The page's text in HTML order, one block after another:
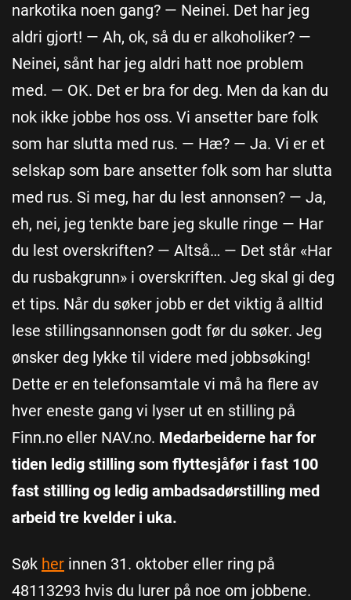
narkotika noen gang? — Neinei. Det har jeg
aldri gjort! — Ah, ok, så du er alkoholiker? —
Neinei, sånt har jeg aldri hatt noe problem
med. — OK. Det er bra for deg. Men da kan du
nok ikke jobbe hos oss. Vi ansetter bare folk
som har slutta med rus. — Hæ? — Ja. Vi er et
selskap som bare ansetter folk som har slutta
med rus. Si meg, har du lest annonsen? — Ja,
eh, nei, jeg tenkte bare jeg skulle ringe — Har
du lest overskriften? — Altså… — Det står «Har
du rusbakgrunn» i overskriften. Jeg skal gi deg
et tips. Når du søker jobb er det viktig å alltid
lese stillingsannonsen godt før du søker. Jeg
ønsker deg lykke til videre med jobbsøking!
Dette er en telefonsamtale vi må ha flere av
hver eneste gang vi lyser ut en stilling på
Finn.no eller NAV.no. Medarbeiderne har for
tiden ledig stilling som flyttesjåfør i fast 100
fast stilling og ledig ambadsadørstilling med
arbeid tre kvelder i uka.
Søk her innen 31. oktober eller ring på
48113293 hvis du lurer på noe om jobbene.